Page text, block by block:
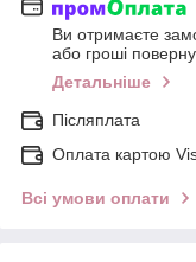
Ви отримаєте
або гроші
Детальніше
Післяплата
Оплата картою
Всі умови оплати